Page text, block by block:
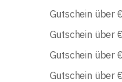
Gutschein über
Gutschein über
Gutschein über
Gutschein über